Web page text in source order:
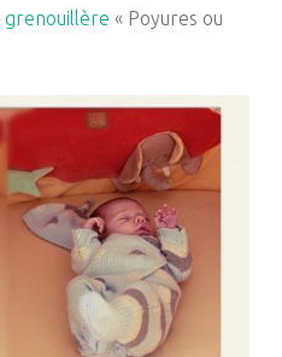
grenouillère « Poyures ou